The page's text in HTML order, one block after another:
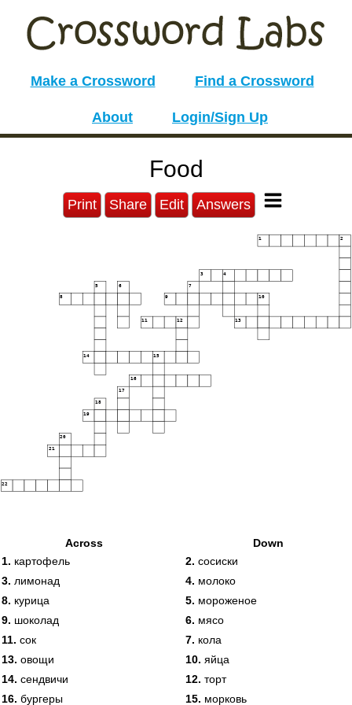
Make a Crossword Find a Crossword
About Login/Sign Up
Food
Print Share Edit Answers
1 2
3 4
5 6 7
8 9 10
11 12 13
14 15
16
17
18
19
20
21
22
Across
1. картофель
3. лимонад
8. курица
9. шоколад
11. сок
13. овощи
14. сендвичи
16. бургеры
Down
2. сосиски
4. молоко
5. мороженое
6. мясо
7. кола
10. яйца
12. торт
15. морковь